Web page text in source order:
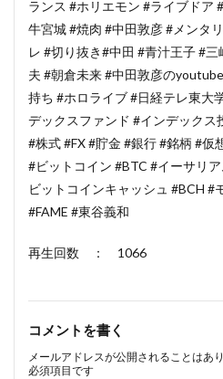
ランス #ホリエモン #ライブドア
牛宮城 #焼肉 #中田敦彦 #メンタ
レ #切り抜き#中田 #青汁王子 #
夫 #朝倉未来 #中田敦彦の
持ち #ホロライブ #日経テレ東大
デックスファンド #インデックス
#株式 #FX #貯金 #銀行 #銘柄 #仮
#ビットコイン #BTC #イーサリ
ビットコインキャッシュ #BCH #
#FAME #東谷義和
再生回数 ： 1066
コメントを書く
メールアドレスが公開されることはあり
必須項目です